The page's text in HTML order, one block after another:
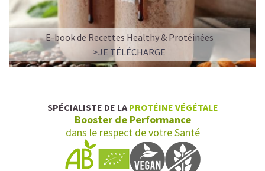
E-book de Recettes Healthy & Protéinées
>JE TÉLÉCHARGE
SPÉCIALISTE DE LA PROTÉINE VÉGÉTALE
Booster de Performance
dans le respect de votre Santé